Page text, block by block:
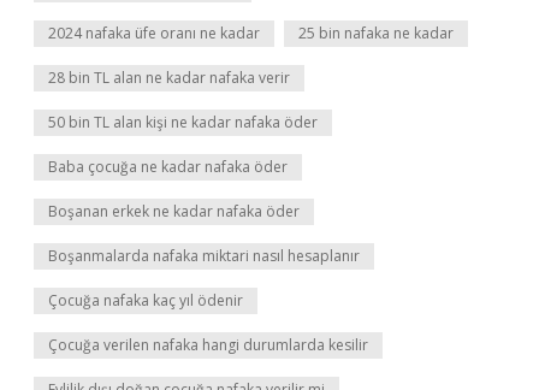
2024 nafaka üfe oranı ne kadar 25 bin nafaka ne kadar
28 bin TL alan ne kadar nafaka verir
50 bin TL alan kişi ne kadar nafaka öder
Baba çocuğa ne kadar nafaka öder
Boşanan erkek ne kadar nafaka öder
Boşanmalarda nafaka miktari nasıl hesaplanır
Çocuğa nafaka kaç yıl ödenir
Çocuğa verilen nafaka hangi durumlarda kesilir